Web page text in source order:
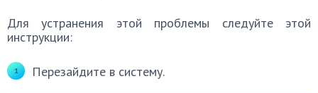
Для устранения этой проблемы следуйте этой
инструкции:
Перезайдите в систему.